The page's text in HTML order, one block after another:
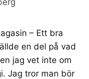
– Ett bra
en del på vad
jag vet inte om
Jag tror man bör